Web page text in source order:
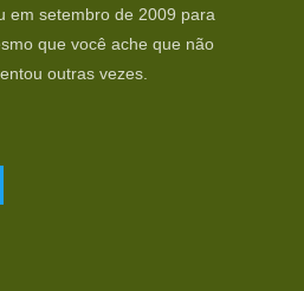
em setembro de 2009 para
que você ache que não
outras vezes.